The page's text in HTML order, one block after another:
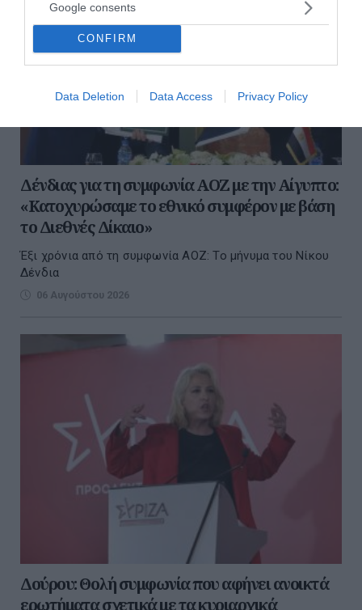
Google consents
CONFIRM
Data Deletion Data Access Privacy Policy
Δένδιας για τη συμφωνία ΑΟΖ με την Αίγυπτο:
«Κατοχυρώσαμε το εθνικό συμφέρον με βάση
το Διεθνές Δίκαιο»
Έξι χρόνια από τη συμφωνία ΑΟΖ: Το μήνυμα του Νίκου
Δένδια
06 Αυγούστου 2026
Δούρου: Θολή συμφωνία που αφήνει ανοικτά
ερωτήματα σχετικά με τα κυριαρχικά